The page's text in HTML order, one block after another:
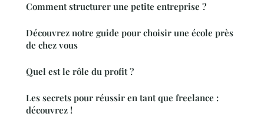
Comment structurer une petite entreprise ?
Découvrez notre guide pour choisir une école près
de chez vous
Quel est le rôle du profit ?
Les secrets pour réussir en tant que freelance :
découvrez !